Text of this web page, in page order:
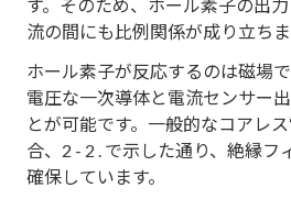
す。そのため、ホール素子の出
流の間にも比例関係が成り立ちま
ホール素子が反応するのは磁場
電圧な一次導体と電流センサー
とが可能です。一般的なコアレ
合、2 - 2 . で示した通り、絶縁フ
確保しています。